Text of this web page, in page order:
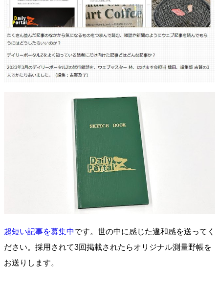
超短い記事を募集中です。世の中に感じた違和感を送ってく
ださい。採用されて3回掲載されたらオリジナル測量野帳を
お送りします。